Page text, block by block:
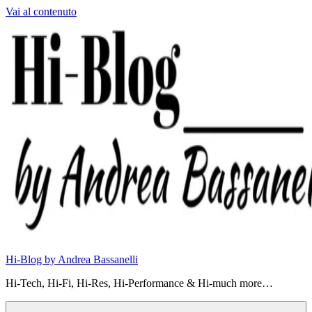
Vai al contenuto
Hi-Blog by Andrea Bassanelli
Hi-Tech, Hi-Fi, Hi-Res, Hi-Performance & Hi-much more…